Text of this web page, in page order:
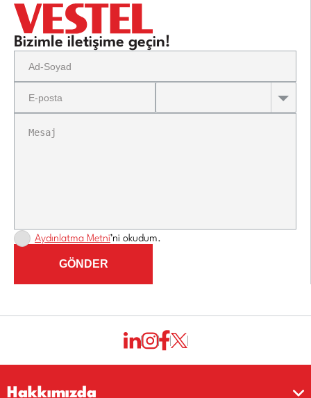
Bizimle iletişime geçin!
Aydınlatma Metni’ni okudum.
GÖNDER
Hakkımızda